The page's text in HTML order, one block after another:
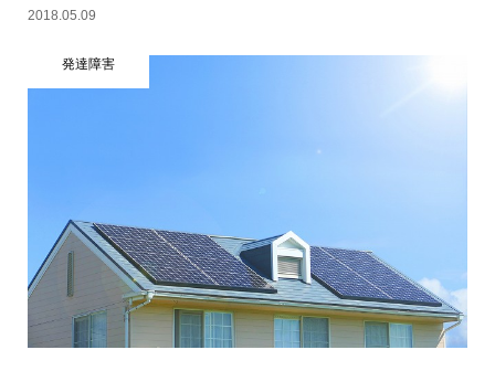
2018.05.09
発達障害